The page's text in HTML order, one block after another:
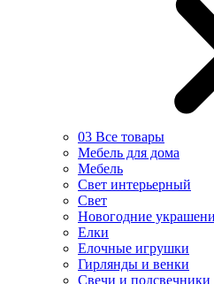
03 Все товары
Мебель для дома
Мебель
Свет интерьерный
Свет
Новогодние
Елки
Елочные игрушки
Гирлянды и венки
Свечи и подсвечники